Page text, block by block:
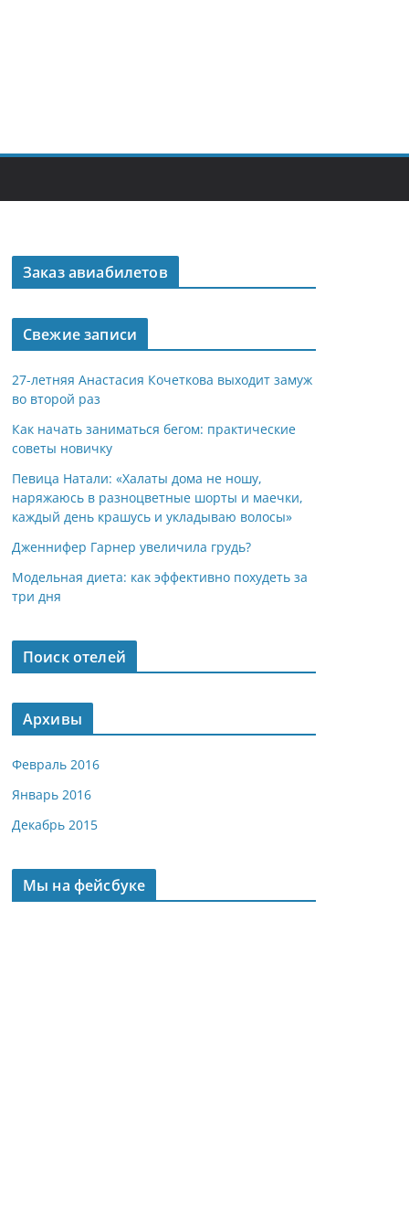
Заказ авиабилетов
Свежие записи
27-летняя Анастасия Кочеткова выходит замуж
во второй раз
Как начать заниматься бегом: практические
советы новичку
Певица Натали: «Халаты дома не ношу,
наряжаюсь в разноцветные шорты и маечки,
каждый день крашусь и укладываю волосы»
Дженнифер Гарнер увеличила грудь?
Модельная диета: как эффективно похудеть за
три дня
Поиск отелей
Архивы
Февраль 2016
Январь 2016
Декабрь 2015
Мы на фейсбуке